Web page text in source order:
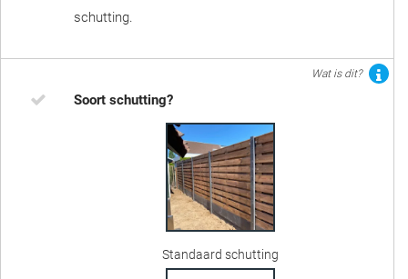
schutting.
Wat is dit?
Soort schutting?
Standaard schutting